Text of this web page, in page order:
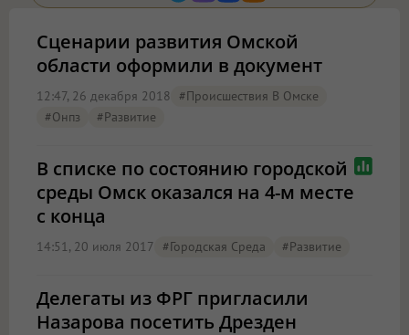
Сценарии развития Омской
области оформили в документ
12:47, 26 декабря 2018 #Происшествия В Омске
#онпз
#Развитие
В списке по состоянию городской
среды Омск оказался на 4-м месте
с конца
14:51, 20 июля 2017 #городская Среда #Развитие
Делегаты из ФРГ пригласили
Назарова посетить Дрезден